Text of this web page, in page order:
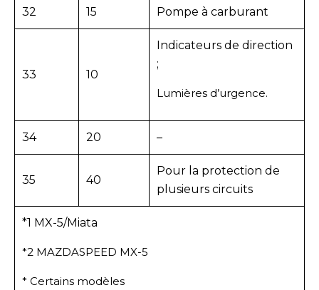
32 15 Pompe à carburant
33 10
Indicateurs de direction
;
Lumières d’urgence.
34 20 –
35 40
Pour la protection de
plusieurs circuits
*1 MX-5/Miata
*2 MAZDASPEED MX-5
* Certains modèles